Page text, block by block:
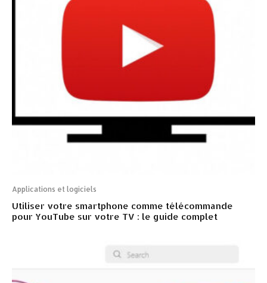
Applications et logiciels
Utiliser votre smartphone comme télécommande
pour YouTube sur votre TV : le guide complet